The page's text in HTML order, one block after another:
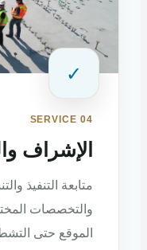
✓
SERVICE 04
الإشراف والتنفيذ
متابعة التنفيذ والتنسيق
والتخصصات المختلفة
الموقع حتى التشطيبات